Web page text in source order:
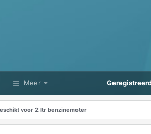
Meer
voor 2 ltr benzinemoter